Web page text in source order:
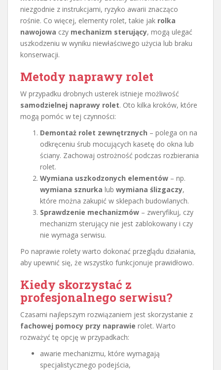
niezgodnie z instrukcjami, ryzyko awarii znacząco
rośnie. Co więcej, elementy rolet, takie jak rolka
nawojowa czy mechanizm sterujący, mogą ulegać
uszkodzeniu w wyniku niewłaściwego użycia lub braku
konserwacji.
Metody naprawy rolet
W przypadku drobnych usterek istnieje możliwość
samodzielnej naprawy rolet. Oto kilka kroków, które
mogą pomóc w tej czynności:
Demontaż rolet zewnętrznych – polega on na
odkręceniu śrub mocujących kasetę do okna lub
ściany. Zachowaj ostrożność podczas rozbierania
rolet.
Wymiana uszkodzonych elementów – np.
wymiana sznurka lub wymiana ślizgaczy,
które można zakupić w sklepach budowlanych.
Sprawdzenie mechanizmów – zweryfikuj, czy
mechanizm sterujący nie jest zablokowany i czy
nie wymaga serwisu.
Po naprawie rolety warto dokonać przeglądu działania,
aby upewnić się, że wszystko funkcjonuje prawidłowo.
Kiedy skorzystać z
profesjonalnego serwisu?
Czasami najlepszym rozwiązaniem jest skorzystanie z
fachowej pomocy przy naprawie rolet. Warto
rozważyć tę opcję w przypadkach:
awarie mechanizmu, które wymagają
specjalistycznego podejścia,